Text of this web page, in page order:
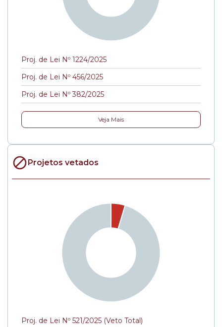
Proj. de Lei Nº 1224/2025
Proj. de Lei Nº 456/2025
Proj. de Lei Nº 382/2025
Veja Mais
Projetos vetados
Proj. de Lei Nº 521/2025 (Veto Total)